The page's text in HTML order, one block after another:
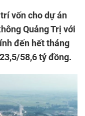
vốn cho dự án
Quảng Trị với
đến hết tháng
58,6 tỷ đồng.